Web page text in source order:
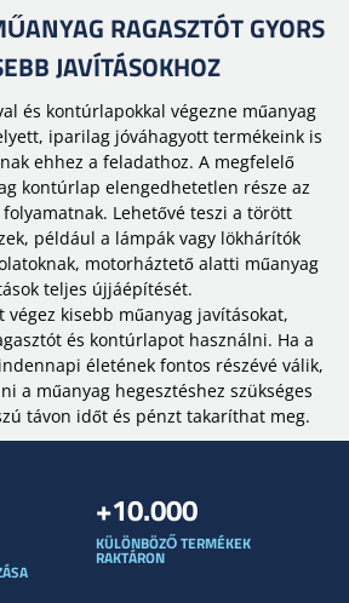
RAGASZTÓT GYORS
JAVÍTÁSOKHOZ
és kontúrlapokkal végezne műanyag
iparilag jóváhagyott termékeink is
ehhez a feladathoz. A megfelelő
kontúrlap elengedhetetlen része az
Lehetővé teszi a törött
például a lámpák vagy lökhárítók
motorháztető alatti műanyag
teljes újjáépítését.
végez kisebb műanyag javításokat,
és kontúrlapot használni. Ha a
életének fontos részévé válik,
a műanyag hegesztéshez szükséges
távon időt és pénzt takaríthat meg.
+10.000
KÜLÖNBÖZŐ TERMÉKEK
RAKTÁRON